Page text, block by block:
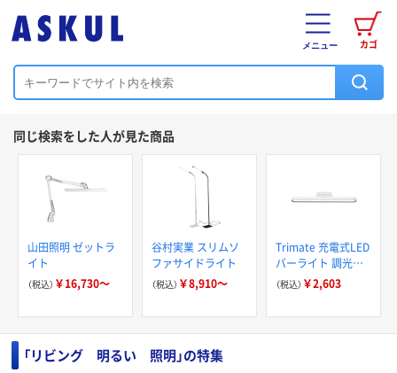
カゴ
メニュー
同じ検索をした人が見た商品
山田照明 ゼットラ
イト
（税込） ￥16,730～
谷村実業 スリムソ
ファサイドライト
（税込） ￥8,910～
Trimate 充電式LED
バーライト 調光調
色機能付き ホワイ
ト TR-LEB002-WH
（税込） ￥2,603
「リビング 明るい 照明」の特集